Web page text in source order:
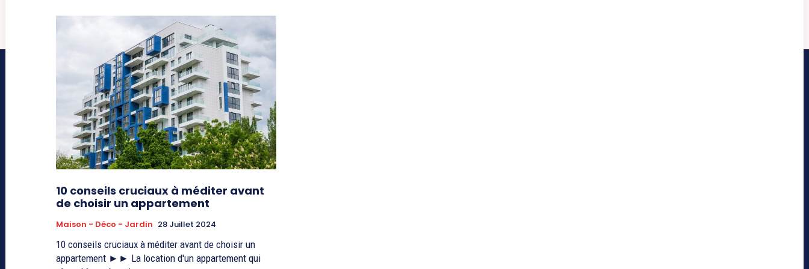
10 conseils cruciaux à méditer avant
de choisir un appartement
Maison - Déco - Jardin 28 Juillet 2024
10 conseils cruciaux à méditer avant de choisir un
appartement ►► La location d'un appartement qui